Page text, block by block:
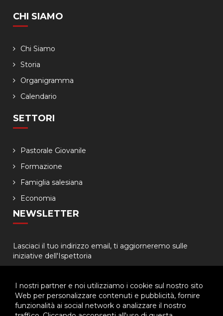
I nostri partner e noi utilizziamo i cookie sul nostro sito
Web per personalizzare contenuti e pubblicità, fornire
funzionalità ai social network o analizzare il nostro
CHI SIAMO
Chi Siamo
Storia
Organigramma
Calendario
SETTORI
Pastorale Giovanile
Formazione
Famiglia salesiana
Economia
NEWSLETTER
Lasciaci il tuo indirizzo email, ti aggiorneremo sulle
iniziative dell'Ispettoria